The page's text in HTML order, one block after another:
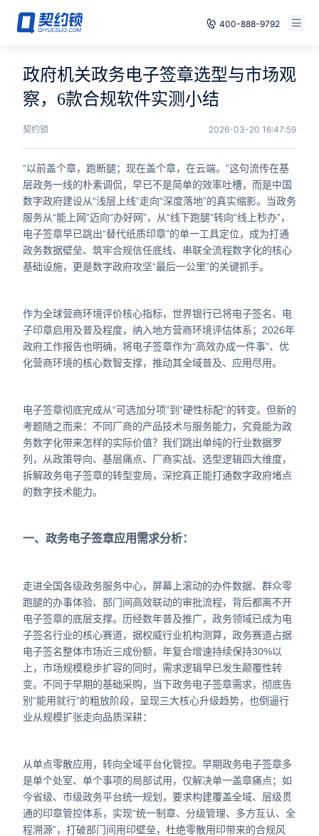
400-888-9792
电子签章
印章管控
数字存档
安全合规
方案
案例
合作
我们
免费试用
已有账号，登录
政府机关政务电子签章选型与市场观
察，6款合规软件实测小结
契约锁 2026-03-20 16:47:59
“以前盖个章，跑断腿；现在盖个章，在云端。”这句流传在基
层政务一线的朴素调侃，早已不是简单的效率吐槽，而是中国
数字政府建设从“浅层上线”走向“深度落地”的真实缩影。当政务
服务从“能上网”迈向“办好网”，从“线下跑腿”转向“线上秒办”，
电子签章早已跳出“替代纸质印章”的单一工具定位，成为打通
政务数据壁垒、筑牢合规信任底线、串联全流程数字化的核心
基础设施，更是数字政府攻坚“最后一公里”的关键抓手。
作为全球营商环境评价核心指标，世界银行已将电子签名、电
子印章启用及普及程度，纳入地方营商环境评估体系；2026年
政府工作报告也明确，将电子签章作为“高效办成一件事”、优
化营商环境的核心数智支撑，推动其全域普及、应用尽用。
电子签章彻底完成从“可选加分项”到“硬性标配”的转变。但新的
考题随之而来：不同厂商的产品技术与服务能力，究竟能为政
务数字化带来怎样的实际价值？我们跳出单纯的行业数据罗
列，从政策导向、基层痛点、厂商实战、选型逻辑四大维度，
拆解政务电子签章的转型变局，深挖真正能打通数字政府堵点
的数字技术能力。
一、政务电子签章应用需求分析：
走进全国各级政务服务中心，屏幕上滚动的办件数据、群众零
跑腿的办事体验、部门间高效联动的审批流程，背后都离不开
电子签章的底层支撑。历经数年普及推广，政务领域已成为电
子签名行业的核心赛道，据权威行业机构测算，政务赛道占据
电子签名整体市场近三成份额，年复合增速持续保持30%以
上，市场规模稳步扩容的同时，需求逻辑早已发生颠覆性转
变。不同于早期的基础采购，当下政务电子签章需求，彻底告
别“能用就行”的粗放阶段，呈现三大核心升级趋势，也倒逼行
业从规模扩张走向品质深耕：
从单点零散应用，转向全域平台化管控。早期政务电子签章多
是单个处室、单个事项的局部试用，仅解决单一盖章痛点；如
今省级、市级政务平台统一规划，要求构建覆盖全域、层级贯
通的印章管控体系，实现“统一制章、分级管理、多方互认、全
程溯源”，打破部门间用印壁垒，杜绝零散用印带来的合规风